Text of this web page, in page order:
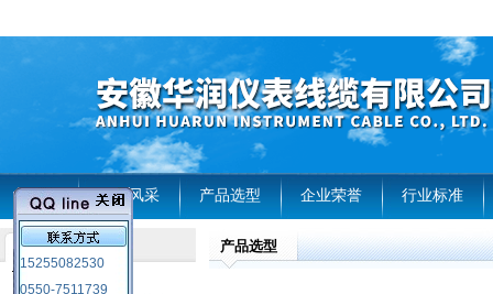
首页 企业风采 产品选型 企业荣誉 行业标准
15255082530
0550-7511739
产品列表 产品选型